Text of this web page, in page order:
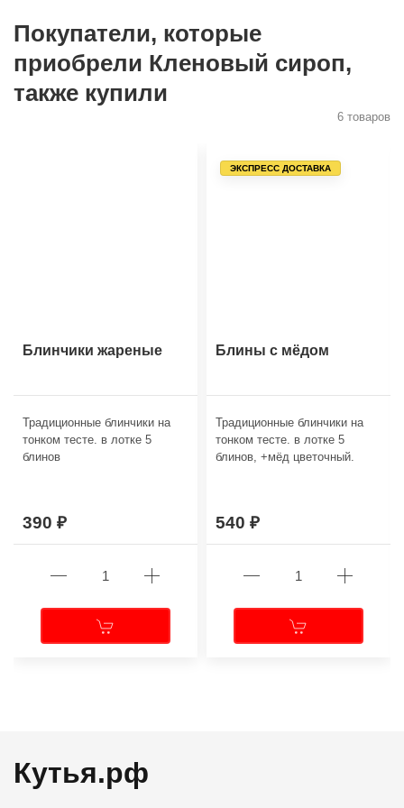
Покупатели, которые
приобрели Кленовый сироп,
также купили
6 товаров
Блинчики жареные
Традиционные блинчики на
тонком тесте. в лотке 5
блинов
390
ЭКСПРЕСС ДОСТАВКА
Блины с мёдом
Традиционные блинчики на
тонком тесте. в лотке 5
блинов, +мёд цветочный.
540
Кутья.рф